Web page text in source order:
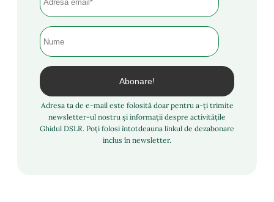
Adresa ta de e-mail este folosită doar pentru a-ți trimite
newsletter-ul nostru și informații despre activitățile
Ghidul DSLR. Poți folosi întotdeauna linkul de dezabonare
inclus în newsletter.